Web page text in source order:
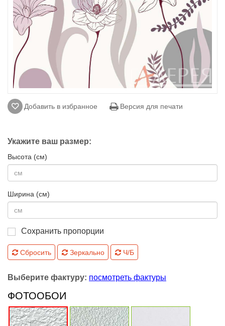
Добавить в избранное Версия для печати
Укажите ваш размер:
Высота (см)
Ширина (см)
Сохранить пропорции
Сбросить Зеркально Ч/Б
Выберите фактуру: посмотреть фактуры
ФОТООБОИ